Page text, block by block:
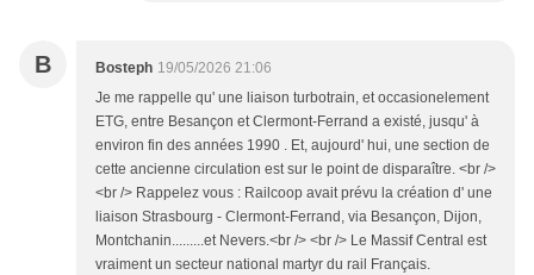
B Bosteph 19/05/2026 21:06
Je me rappelle qu' une liaison turbotrain, et occasionelement
ETG, entre Besançon et Clermont-Ferrand a existé, jusqu' à
environ fin des années 1990 . Et, aujourd' hui, une section de
cette ancienne circulation est sur le point de disparaître. <br />
<br /> Rappelez vous : Railcoop avait prévu la création d' une
liaison Strasbourg - Clermont-Ferrand, via Besançon, Dijon,
Montchanin.........et Nevers.<br /> <br /> Le Massif Central est
vraiment un secteur national martyr du rail Français.